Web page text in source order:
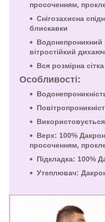
просоченням,
Снігозахисна
блискавки
Водонепроникний
вітростійкий
Вся розмірна
Особливості:
Верх: 100%
просоченням,
Підкладка: 100%
Утеплювач: